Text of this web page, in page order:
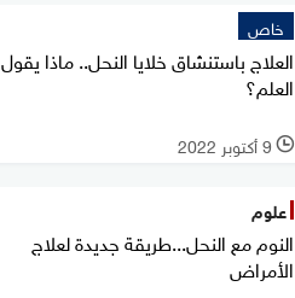
خاص
العلاج باستنشاق خلايا النحل.. ماذا يقول
العلم؟
l 9 أكتوبر 2022
علوم
النوم مع النحل...طريقة جديدة لعلاج
الأمراض